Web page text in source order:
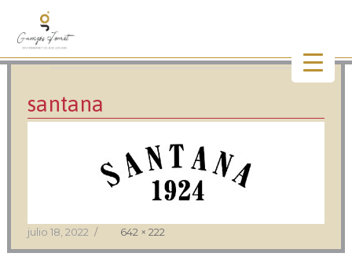
Imagen anterior
santana
Publicado
el
julio 18, 2022
Tamaño
completo
642 × 222